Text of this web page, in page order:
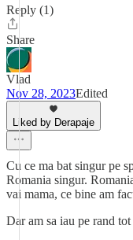
Reply (1)
Share
Vlad
Nov 28, 2023Edited
Liked by Derapaje
Cu ce ma bat singur pe
Romania singur.
vai mama, ce bine am
Dar am sa iau pe rand